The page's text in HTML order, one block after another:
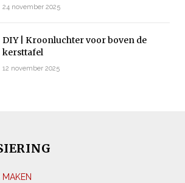
24 november 2025
DIY | Kroonluchter voor boven de
kersttafel
12 november 2025
MAKEN